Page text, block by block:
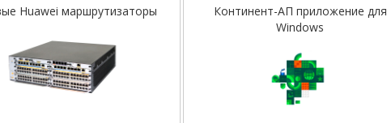
Huawei маршрутизаторы
Континент-АП приложение для
Windows